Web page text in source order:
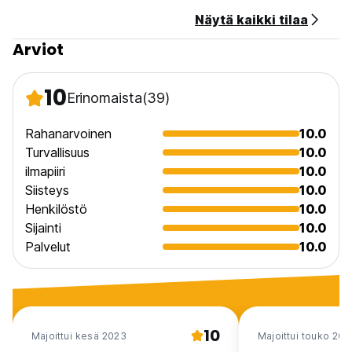
Näytä kaikki tilaa
Arviot
10Erinomaista(39)
Rahanarvoinen
10.0
Turvallisuus
10.0
ilmapiiri
10.0
Siisteys
10.0
Henkilöstö
10.0
Sijainti
10.0
Palvelut
10.0
Majoittui kesä 2023 10 Majoittui touko